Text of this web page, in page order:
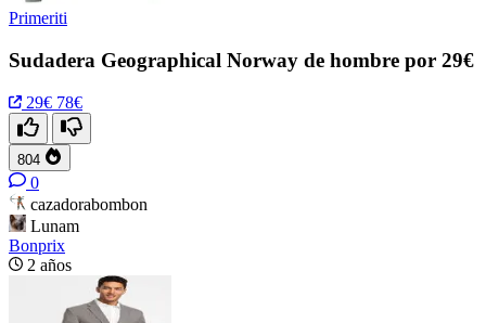
Primeriti
Sudadera Geographical Norway de hombre por 29€
29€ 78€
804
0
cazadorabombon
Lunam
Bonprix
2 años